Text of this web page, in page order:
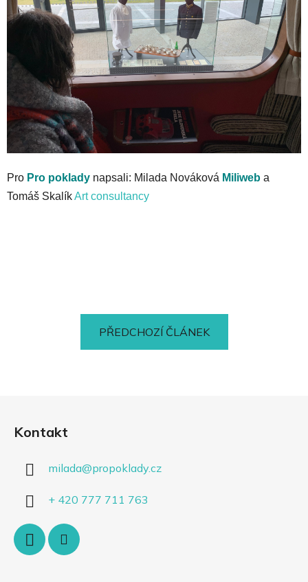
Pro Pro poklady napsali: Milada Nováková Miliweb a
Tomáš SkalíkArt consultancy
PŘEDCHOZÍ ČLÁNEK
Kontakt
milada@propoklady.cz
+ 420 777 711 763